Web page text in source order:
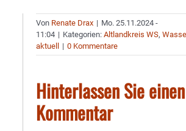
Von Renate Drax | Mo. 25.11.2024 -
11:04 | Kategorien:Altlandkreis WS,
aktuell
| 0 Kommentare
Hinterlassen Sie einen
Kommentar